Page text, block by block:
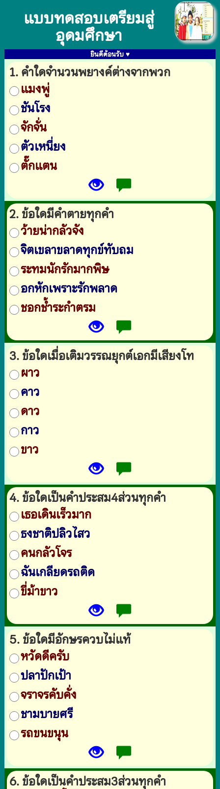
แบบทดสอบเตรียมสู่
อุดมศึกษา
ยินดีต้อนรับ ♥
1. คำใดจำนวนพยางค์ต่างจากพวก
แมงพู่
ชันโรง
จักจั่น
ตัวเหนี่ยง
ตั๊กแตน
2. ข้อใดมีคำตายทุกคำ
ว้ายน่ากลัวจัง
จิตเขลาขลาดทุกข์ทับถม
ระทมนักรักมากพิษ
อกหักเพราะรักพลาด
ชอกช้ำระกำตรม
3. ข้อใดเมื่อเติมวรรณยุกต์เอกมีเสียงโท
ผาว
คาว
ดาว
กาว
ขาว
4. ข้อใดเป็นคำประสม4ส่วนทุกคำ
เธอเดินเร็วมาก
ธงชาติปลิวไสว
คนกลัวโจร
ฉันเกลียดรถติด
ขี่ม้าขาว
5. ข้อใดมีอักษรควบไม่แท้
หวัดดีครับ
ปลาปักเป้า
จราจรคับคั่ง
ชามบายศรี
รถขนขนุน
6. ข้อใดเป็นคำประสม3ส่วนทุกคำ